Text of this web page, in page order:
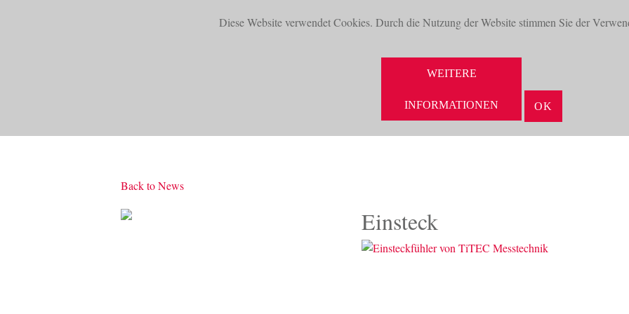
Diese Website verwendet Cookies. Durch die Nutzung der Website stimmen Sie der
WEITERE
INFORMATIONEN OK
Back to News
Einsteck